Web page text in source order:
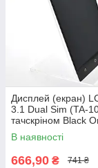
Дисплей (екран)
3.1 Dual Sim (TA-
тачскріном Black
В наявності
666,90 ₴ 741 ₴